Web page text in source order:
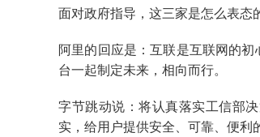
面对政府指导，这三家是怎么表态
阿里的回应是：互联是互联网的
台一起制定未来，相向而行。
字节跳动说：将认真落实工信部
实，给用户提供安全、可靠、便利